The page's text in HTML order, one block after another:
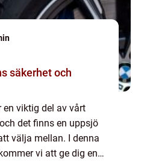
säkerhet och
viktig del av vårt
det finns en uppsjö
välja mellan. I denna
vi att ge dig en